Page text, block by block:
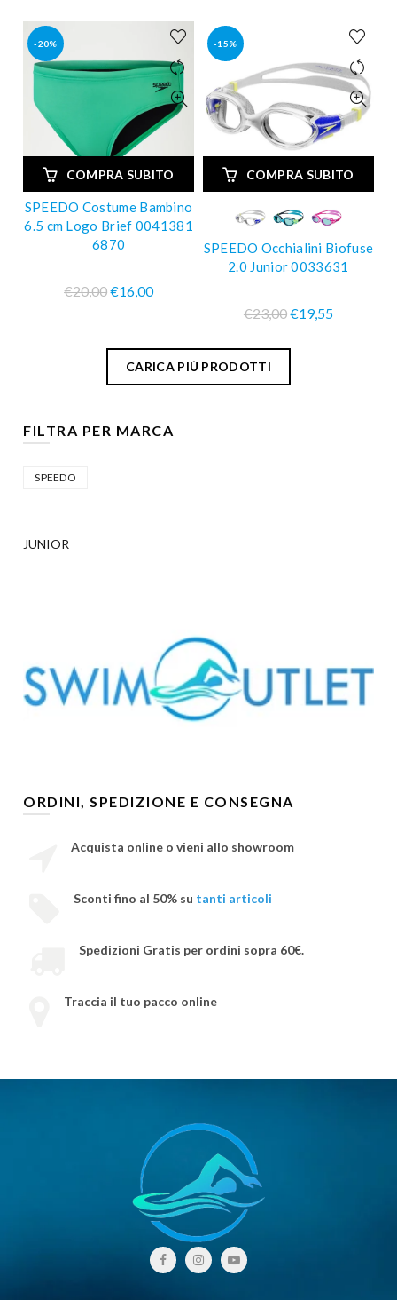
-20%
COMPRA SUBITO
SPEEDO Costume Bambino
6.5 cm Logo Brief 0041381
6870
€20,00€16,00
-15%
COMPRA SUBITO
SPEEDO Occhialini Biofuse
2.0 Junior 0033631
€23,00€19,55
CARICA PIÙ PRODOTTI
FILTRA PER MARCA
SPEEDO
JUNIOR
ORDINI, SPEDIZIONE E CONSEGNA
Acquista online o vieni allo showroom
Sconti fino al 50% su tanti articoli
Spedizioni Gratis per ordini sopra 60€.
Traccia il tuo pacco online